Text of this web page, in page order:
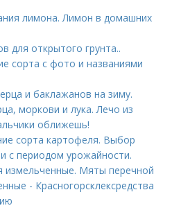
лимона. Лимон в домашних
для открытого грунта..
сорта с фото и названиями
и баклажанов на зиму.
моркови и лука. Лечо из
оближешь!
сорта картофеля. Выбор
с периодом урожайности.
измельченные. Мяты перечной
- Красногорсклексредства